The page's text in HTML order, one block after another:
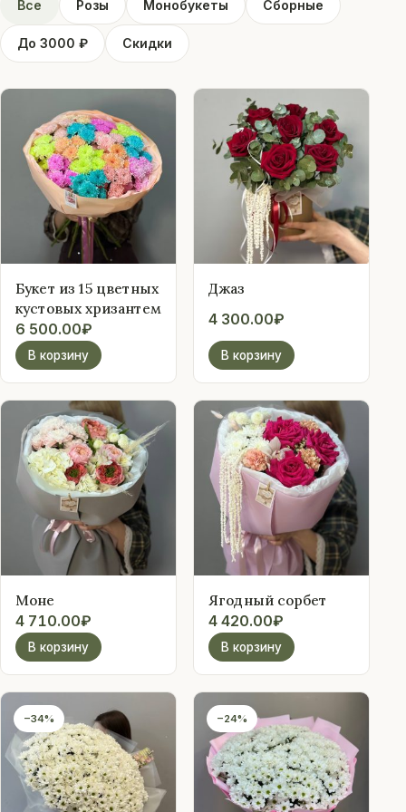
Все Розы Монобукеты Сборные
До 3000 ₽ Скидки
Букет из 15 цветных
кустовых хризантем
6 500.00₽
В корзину
Джаз
4 300.00₽
В корзину
Моне
4 710.00₽
В корзину
Ягодный сорбет
4 420.00₽
В корзину
−34% −24%